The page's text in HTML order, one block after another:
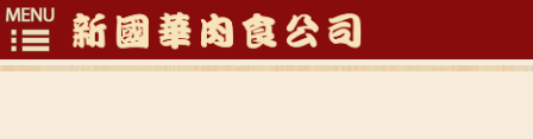
Toggle